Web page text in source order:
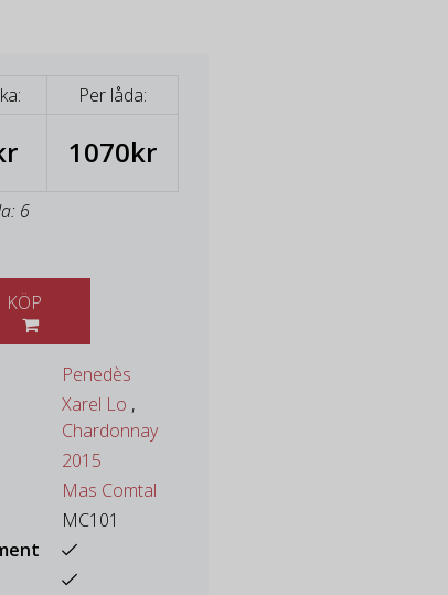
Per låda:
1070kr
6
Penedès
Xarel Lo ,
Chardonnay
2015
Mas Comtal
MC101